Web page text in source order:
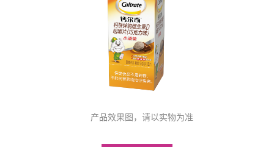
在线购买
在线购买
骨健康贴身顾问搜索结果
联系我们
孕妇钙补充
成人加骨劲
老年钙生活
产品效果图，请以实物为准